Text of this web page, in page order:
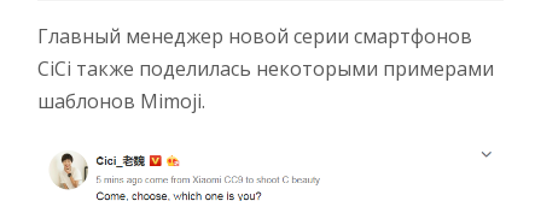
Главный менеджер новой серии смартфонов
CiCi также поделилась некоторыми примерами
шаблонов Mimoji.